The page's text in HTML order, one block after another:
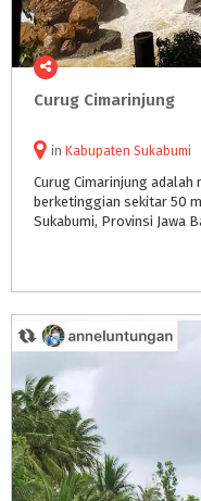
Curug Cimarinjung
in Kabupaten Sukabumi
Curug Cimarinjung adalah
berketinggian sekitar 50